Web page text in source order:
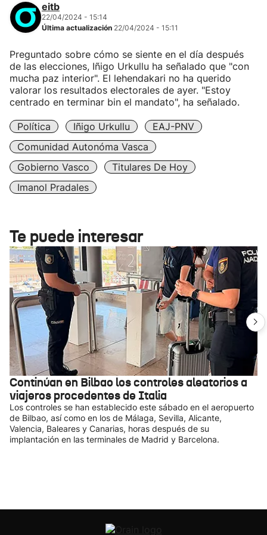
eitb
22/04/2024 - 15:14
Última actualización 22/04/2024 - 15:11
Preguntado sobre cómo se siente en el día después
de las elecciones, Iñigo Urkullu ha señalado que "con
mucha paz interior". El lehendakari no ha querido
valorar los resultados electorales de ayer. "Estoy
centrado en terminar bin el mandato", ha señalado.
Política Iñigo Urkullu
EAJ-PNV
Comunidad Autonóma Vasca
Gobierno Vasco
Titulares De Hoy
Imanol Pradales
Te puede interesar
Continúan en Bilbao los controles aleatorios a
viajeros procedentes de Italia
Los controles se han establecido este sábado en el aeropuerto
de Bilbao, así como en los de Málaga, Sevilla, Alicante,
Valencia, Baleares y Canarias, horas después de su
implantación en las terminales de Madrid y Barcelona.